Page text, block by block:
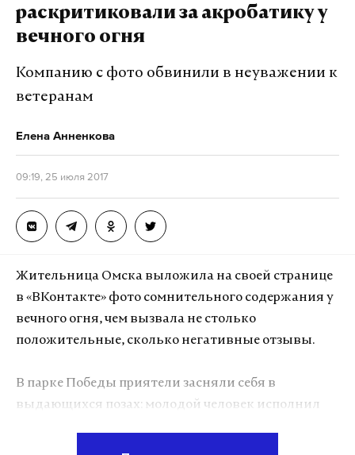
раскритиковали за акробатику у
вечного огня
Компанию с фото обвинили в неуважении к
ветеранам
Елена Анненкова
09:19, 25 июля 2017
Жительница Омска выложила на своей странице
в «ВКонтакте» фото сомнительного содержания у
вечного огня, чем вызвала не столько
положительные, сколько негативные отзывы.
В парке Победы приятели засняли себя в
выдающихся позах: молодой человек исполнил